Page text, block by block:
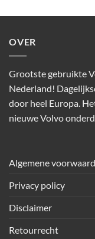
OVER
Grootste gebruikte
Nederland!
door heel Europa.
nieuwe Volvo
Algemene
Privacy policy
Disclaimer
Retourrecht